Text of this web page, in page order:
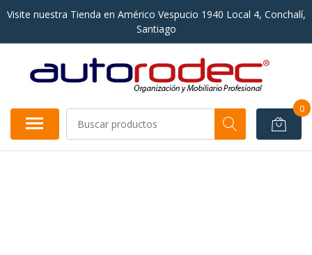
Visite nuestra Tienda en Américo Vespucio 1940 Local 4, Conchalí,
Santiago
0